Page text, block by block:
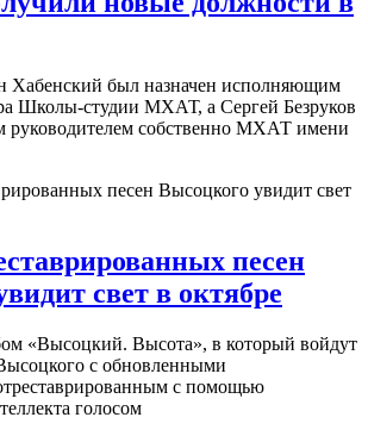
Хабенский был назначен исполняющим
Школы-студии МХАТ, а Сергей Безруков
собственно МХАТ имени
песен
свет в октябре
«Высоцкий. Высота», в который войдут
с обновленными
с помощью
голосом